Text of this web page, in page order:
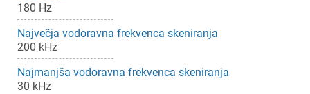
180 Hz
Največja vodoravna frekvenca skeniranja
200 kHz
Najmanjša vodoravna frekvenca skeniranja
30 kHz